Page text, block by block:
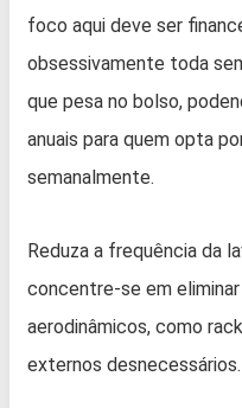
foco aqui deve ser
obsessivamente toda
que pesa no bolso,
anuais para quem opta
semanalmente.
Reduza a frequência da
concentre-se em
aerodinâmicos, como
externos desnecessários.